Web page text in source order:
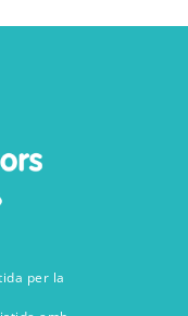
per la